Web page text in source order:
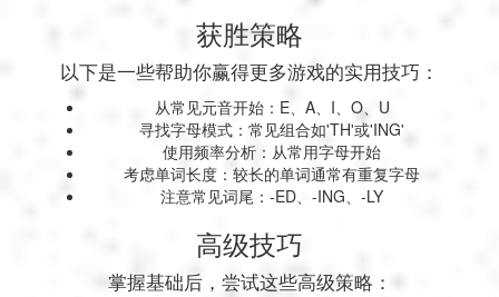
获胜策略
以下是一些帮助你赢得更多游戏的实用技巧：
从常见元音开始：E、A、I、O、U
寻找字母模式：常见组合如'TH'或'ING'
使用频率分析：从常用字母开始
考虑单词长度：较长的单词通常有重复字母
注意常见词尾：-ED、-ING、-LY
高级技巧
掌握基础后，尝试这些高级策略：